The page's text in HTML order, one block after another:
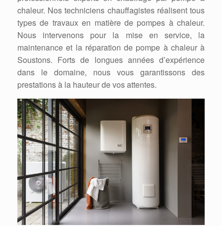
chaleur. Nos techniciens chauffagistes réalisent tous
types de travaux en matière de pompes à chaleur.
Nous intervenons pour la mise en service, la
maintenance et la réparation de pompe à chaleur à
Soustons. Forts de longues années d’expérience
dans le domaine, nous vous garantissons des
prestations à la hauteur de vos attentes.